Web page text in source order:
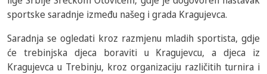
sportske saradnje između našeg i grada Kragujevca.
Saradnja se ogledati kroz razmjenu mladih sportista, gdje
će trebinjska djeca boraviti u Kragujevcu, a djeca iz
Kragujevca u Trebinju, kroz organizaciju različitih turnira i